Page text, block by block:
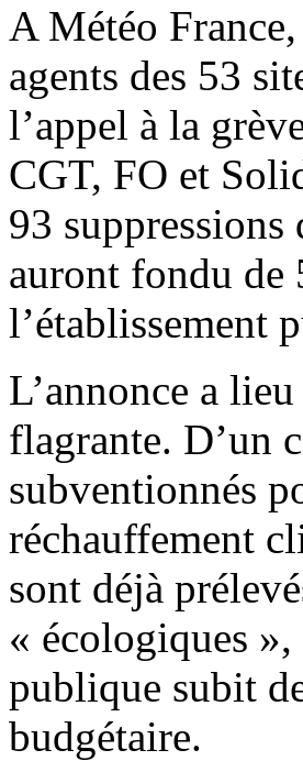
A Météo
agents des 53
l’appel à la
CGT, FO et
93
auront fondu de
l’établissement
L’annonce a
flagrante. D’un
subventionnés
réchauffement
sont déjà
« écologiques
publique subit
budgétaire.